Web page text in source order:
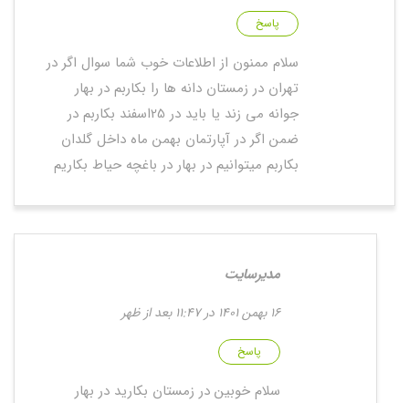
پاسخ
سلام ممنون از اطلاعات خوب شما سوال اگر در
تهران در زمستان دانه ها را بکاربم در بهار
جوانه می زند یا باید در 25اسفند بکاربم در
ضمن اگر در آپارتمان بهمن ماه داخل گلدان
بکاربم میتوانیم در بهار در باغچه حیاط بکاریم
مدیرسایت
16 بهمن 1401 در 11:47 بعد از ظهر
پاسخ
سلام خوبین در زمستان بکارید در بهار